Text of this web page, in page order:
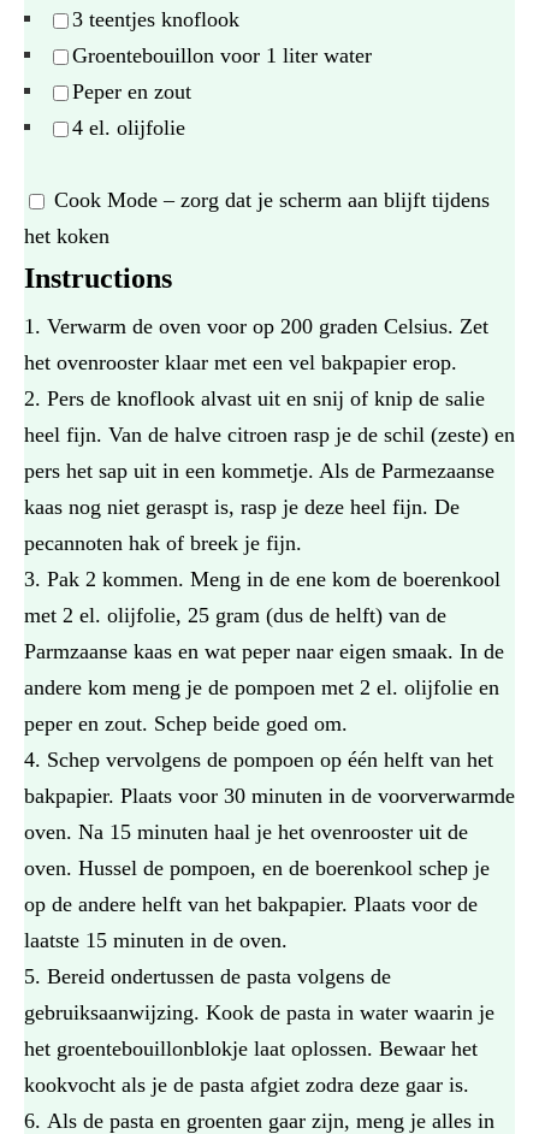
3 teentjes knoflook
Groentebouillon voor 1 liter water
Peper en zout
4 el. olijfolie
Cook Mode – zorg dat je scherm aan blijft tijdens
het koken
Instructions
Verwarm de oven voor op 200 graden Celsius. Zet
het ovenrooster klaar met een vel bakpapier erop.
Pers de knoflook alvast uit en snij of knip de salie
heel fijn. Van de halve citroen rasp je de schil (zeste) en
pers het sap uit in een kommetje. Als de Parmezaanse
kaas nog niet geraspt is, rasp je deze heel fijn. De
pecannoten hak of breek je fijn.
Pak 2 kommen. Meng in de ene kom de boerenkool
met 2 el. olijfolie, 25 gram (dus de helft) van de
Parmzaanse kaas en wat peper naar eigen smaak. In de
andere kom meng je de pompoen met 2 el. olijfolie en
peper en zout. Schep beide goed om.
Schep vervolgens de pompoen op één helft van het
bakpapier. Plaats voor 30 minuten in de voorverwarmde
oven. Na 15 minuten haal je het ovenrooster uit de
oven. Hussel de pompoen, en de boerenkool schep je
op de andere helft van het bakpapier. Plaats voor de
laatste 15 minuten in de oven.
Bereid ondertussen de pasta volgens de
gebruiksaanwijzing. Kook de pasta in water waarin je
het groentebouillonblokje laat oplossen. Bewaar het
kookvocht als je de pasta afgiet zodra deze gaar is.
Als de pasta en groenten gaar zijn, meng je alles in